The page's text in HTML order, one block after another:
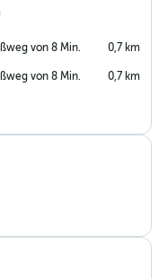
von 8 Min. 0,7 km
von 8 Min. 0,7 km